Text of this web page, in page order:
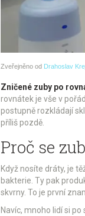
Zveřejněno od Drahoslav
Zničené zuby po
rovnátek je vše v
postupně rozkládají
příliš pozdě.
Proč se
Když nosíte dráty, je
bakterie. Ty pak
skvrny. To je první
Navíc, mnoho lidí si